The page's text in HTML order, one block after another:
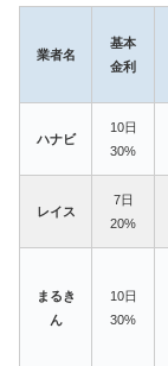
業者名
基本
金利
ハナビ
10日
30%
レイス
7日
20%
まるき
ん
10日
30%